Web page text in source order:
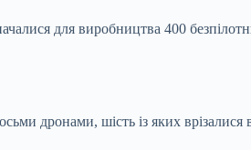
для виробництва 400
дронами, шість із яких